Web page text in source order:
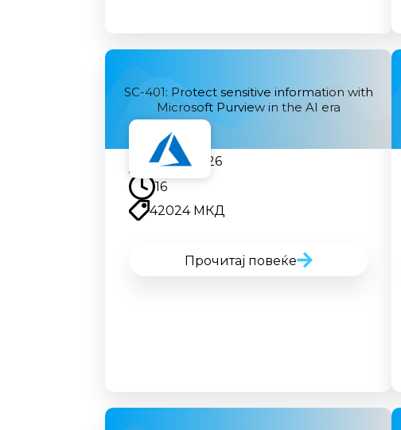
SC-401: Protect sensitive information with
Microsoft Purview in the AI era
24.08.2026
16
42024 МКД
Прочитај повеќе